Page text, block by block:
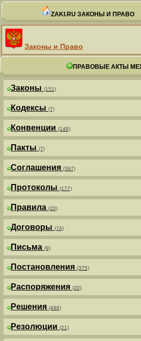
ZAKI.RU ЗАКОНЫ И ПРАВО
Законы и Право
ПРАВОВЫЕ АКТЫ
Законы (151)
Кодексы (7)
Конвенции (146)
Пакты (7)
Соглашения (397)
Протоколы (177)
Правила (20)
Договоры (74)
Письма (9)
Постановления (375)
Распоряжения (20)
Решения (496)
Резолюции (21)